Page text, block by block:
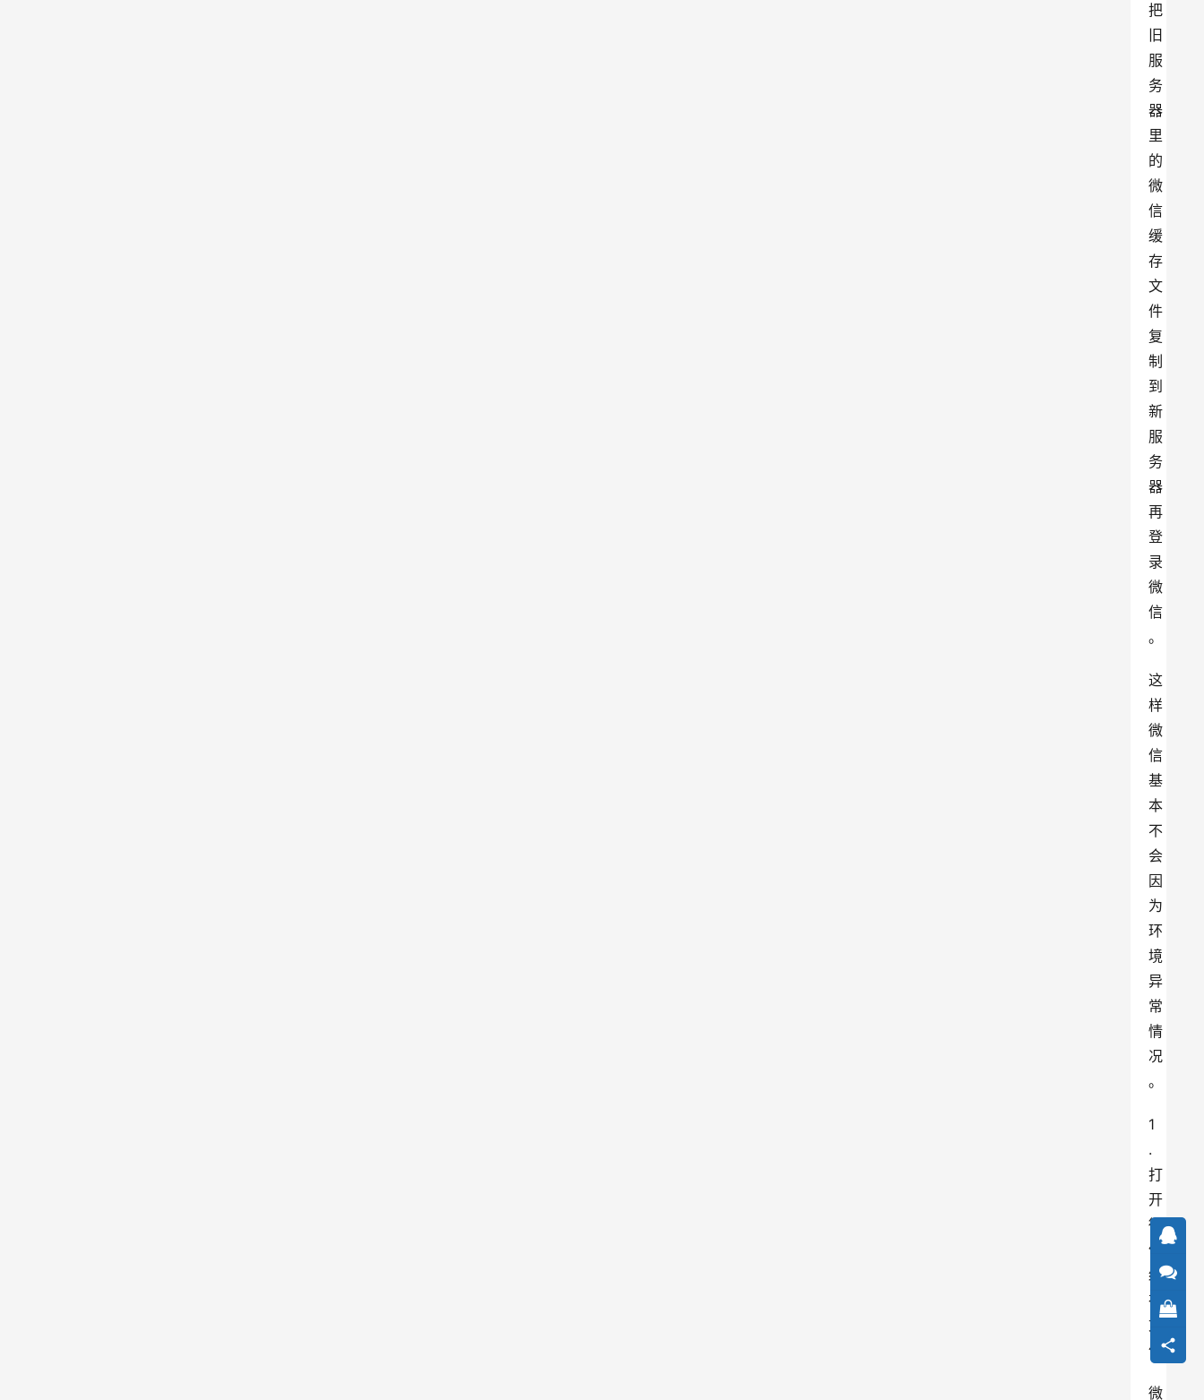
把
旧
服
务
器
里
的
微
信
缓
存
文
件
复
制
到
新
服
务
器
再
登
录
微
信
。
这
样
微
信
基
本
不
会
因
为
环
境
异
常
情
况
。
1
.
打
开
微
信
缓
存
文
件
微